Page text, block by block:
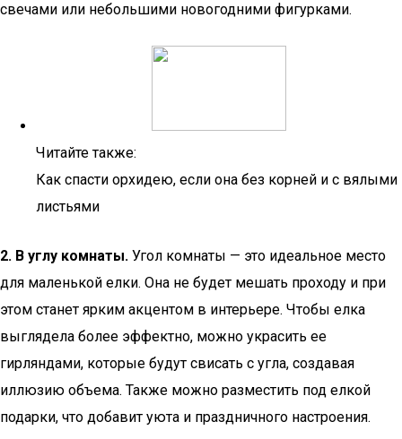
свечами или небольшими новогодними фигурками.
Читайте также:
Как спасти орхидею, если она без корней и с вялыми
листьями
2. В углу комнаты. Угол комнаты — это идеальное место
для маленькой елки. Она не будет мешать проходу и при
этом станет ярким акцентом в интерьере. Чтобы елка
выглядела более эффектно, можно украсить ее
гирляндами, которые будут свисать с угла, создавая
иллюзию объема. Также можно разместить под елкой
подарки, что добавит уюта и праздничного настроения.